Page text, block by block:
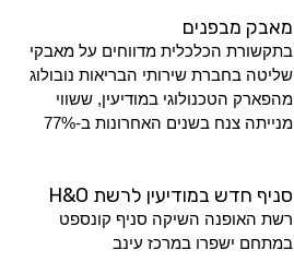
מאבק מבפנים
בתקשורת הכלכלית מדווחים על מאבקי
שליטה בחברת שירותי הבריאות נובולוג
מהפארק הטכנולוגי במודיעין, ששווי
מנייתה צנח בשנים האחרונות ב-77%
סניף חדש במודיעין לרשת H&O
רשת האופנה השיקה סניף קונספט
במתחם ישפרו במרכז עינב